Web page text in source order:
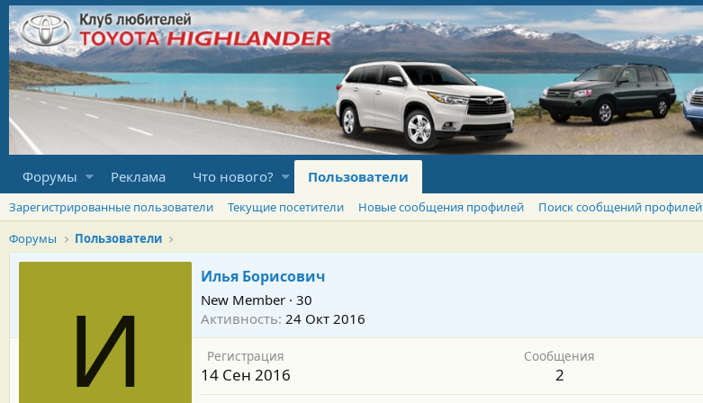
Форумы Реклама Что нового? Пользователи
Зарегистрированные пользователи Текущие посетители Новые сообщения профилей
Поиск сообщений профилей
Форумы
Пользователи
И
Илья Борисович
New Member · 30
Активность 24 Окт 2016
Регистрация
14 Сен 2016
Сообщения
2